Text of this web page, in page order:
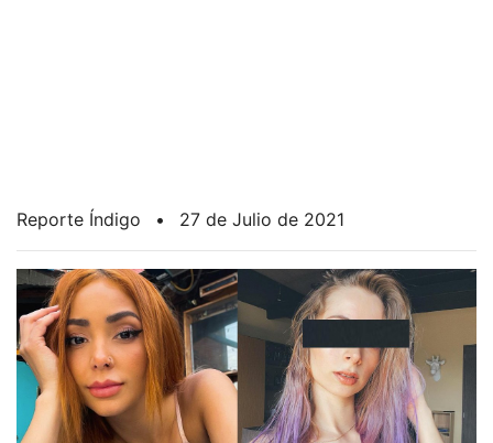
Reporte Índigo • 27 de Julio de 2021